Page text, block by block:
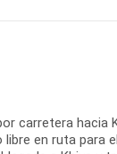
carretera hacia
en ruta para